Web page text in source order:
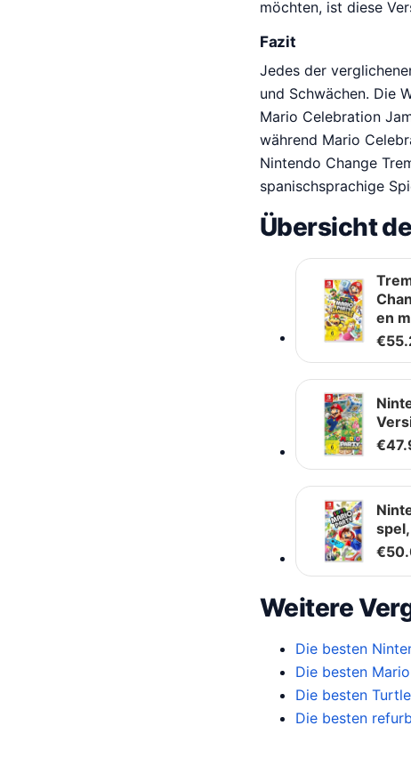
möchten, ist diese
Fazit
Jedes der
und Schwächen. Die
Mario Celebration
während Mario
Nintendo Change
spanischsprachige
Übersicht
en
€
€
€
Weitere
Die besten
Die besten
Die besten
Die besten